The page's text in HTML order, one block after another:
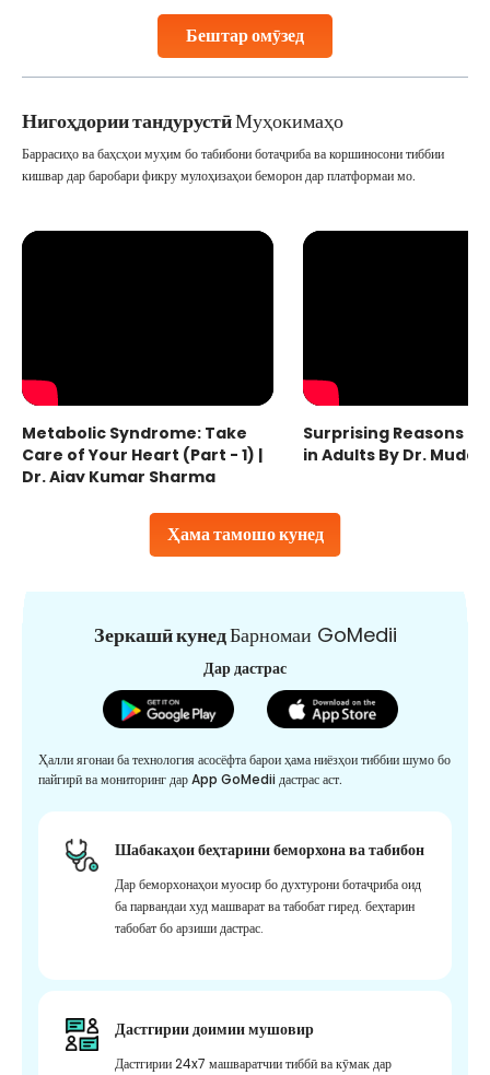
Бештар омӯзед
Studies, such as one published
Нигоҳдории тандурустӣМуҳокимаҳо
Ҳама тамошо кунед
Баррасиҳо ва баҳсҳои муҳим бо табибони ботаҷриба ва коршиносони тиббии
кишвар дар баробари фикру мулоҳизаҳои беморон дар платформаи мо.
Metabolic Syndrome: Take
Care of Your Heart (Part - 1) |
Dr. Ajay Kumar Sharma
Surprising Reasons
in Adults By Dr.
Зеркашӣ кунедБарномаи GoMedii
Дар дастрас
Ҳалли ягонаи ба технология асосёфта барои ҳама ниёзҳои тиббии шумо бо
пайгирӣ ва мониторинг дар App GoMedii дастрас аст.
Шабакаҳои беҳтарини беморхона ва табибон
Дар беморхонаҳои муосир бо духтурони ботаҷриба оид
ба парвандаи худ машварат ва табобат гиред. беҳтарин
табобат бо арзиши дастрас.
Дастгирии доимии мушовир
Дастгирии 24x7 машваратчии тиббӣ ва кӯмак дар